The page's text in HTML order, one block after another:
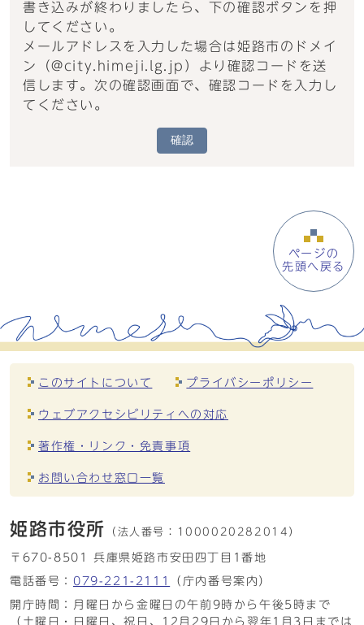
書き込みが終わりましたら、下の確認ボタンを押
してください。
メールアドレスを入力した場合は姫路市のドメイ
ン（@city.himeji.lg.jp）より確認コードを送
信します。次の確認画面で、確認コードを入力し
てください。
確認
ページの
先頭へ戻る
このサイトについて プライバシーポリシー
ウェブアクセシビリティへの対応
著作権・リンク・免責事項
お問い合わせ窓口一覧
姫路市役所 （法人番号： 1000020282014）
〒670-8501 兵庫県姫路市安田四丁目1番地
電話番号： 079-221-2111
（庁内番号案内）
開庁時間：月曜日から金曜日の午前9時から午後5時まで
（土曜日・日曜日、祝日、12月29日から翌年1月3日までは